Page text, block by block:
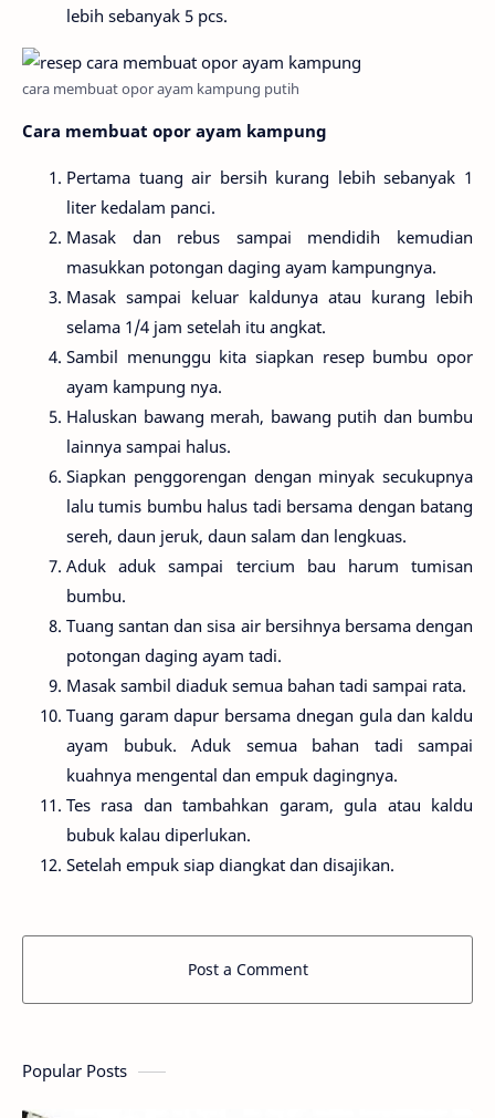
lebih sebanyak 5 pcs.
cara membuat opor ayam kampung putih
Cara membuat opor ayam kampung
Pertama tuang air bersih kurang lebih sebanyak 1
liter kedalam panci.
Masak dan rebus sampai mendidih kemudian
masukkan potongan daging ayam kampungnya.
Masak sampai keluar kaldunya atau kurang lebih
selama 1/4 jam setelah itu angkat.
Sambil menunggu kita siapkan resep bumbu opor
ayam kampung nya.
Haluskan bawang merah, bawang putih dan bumbu
lainnya sampai halus.
Siapkan penggorengan dengan minyak secukupnya
lalu tumis bumbu halus tadi bersama dengan batang
sereh, daun jeruk, daun salam dan lengkuas.
Aduk aduk sampai tercium bau harum tumisan
bumbu.
Tuang santan dan sisa air bersihnya bersama dengan
potongan daging ayam tadi.
Masak sambil diaduk semua bahan tadi sampai rata.
Tuang garam dapur bersama dnegan gula dan kaldu
ayam bubuk. Aduk semua bahan tadi sampai
kuahnya mengental dan empuk dagingnya.
Tes rasa dan tambahkan garam, gula atau kaldu
bubuk kalau diperlukan.
Setelah empuk siap diangkat dan disajikan.
Post a Comment
Popular Posts